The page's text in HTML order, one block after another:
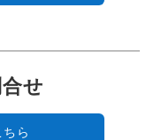
せ
ら